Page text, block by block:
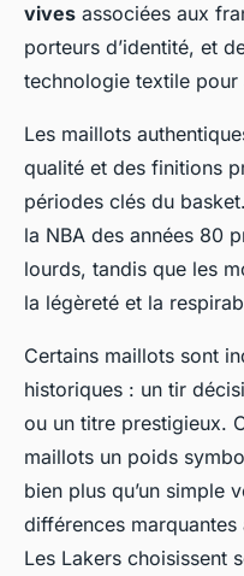
vives associées aux
porteurs d’identité, et
technologie textile
Les maillots
qualité et des finitions
périodes clés du
la NBA des années 80
lourds, tandis que les
la légèreté et la
Certains maillots sont
historiques : un tir
ou un titre prestigieux.
maillots un poids
bien plus qu’un simple
différences
Les Lakers choisissent